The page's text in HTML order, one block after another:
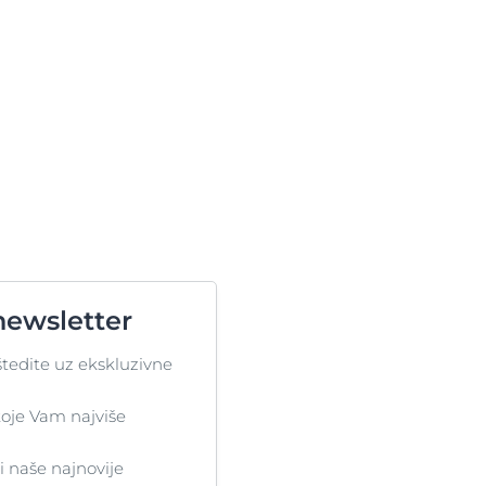
uz ekskluzivne
Vam najviše
naše najnovije